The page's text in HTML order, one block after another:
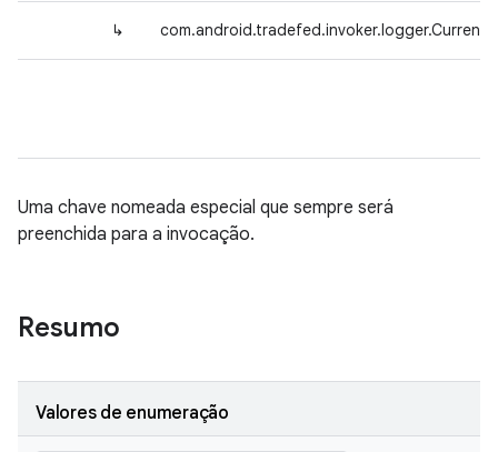
↳
Uma chave nomeada especial que sempre será
preenchida para a invocação.
Resumo
Valores de enumeração